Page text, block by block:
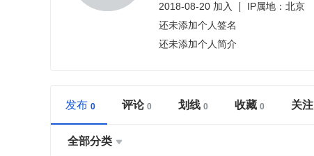
2018-08-20 加入
IP属地：北京
还未添加个人签名
还未添加个人简介
发布 评论 划线 收藏 关注
全部分类 